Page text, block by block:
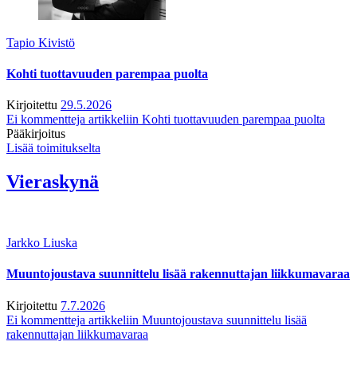
Tapio Kivistö
Kohti tuottavuuden parempaa puolta
Kirjoitettu 29.5.2026
Ei kommentteja artikkeliin Kohti tuottavuuden parempaa puolta
Pääkirjoitus
Lisää toimitukselta
Vieraskynä
Jarkko Liuska
Muuntojoustava suunnittelu lisää rakennuttajan liikkumavaraa
Kirjoitettu 7.7.2026
Ei kommentteja artikkeliin Muuntojoustava suunnittelu lisää
rakennuttajan liikkumavaraa